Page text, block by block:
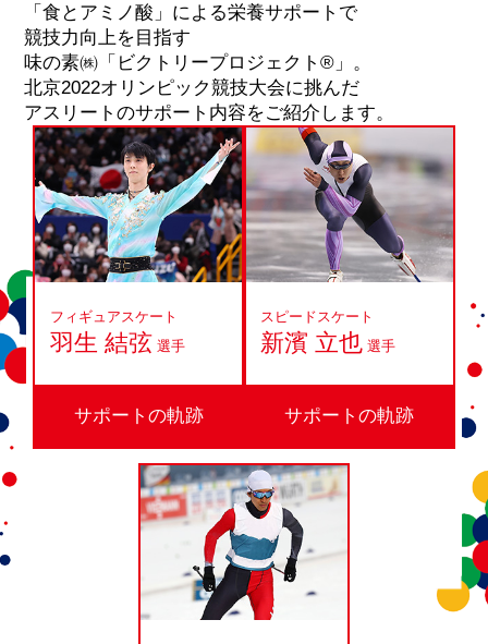
「食とアミノ酸」による栄養サポートで
競技力向上を目指す
味の素㈱「ビクトリープロジェクト®」。
北京2022オリンピック競技大会に挑んだ
アスリートのサポート内容をご紹介します。
フィギュアスケート
羽生 結弦 選手
サポートの軌跡
スピードスケート
新濱 立也 選手
サポートの軌跡